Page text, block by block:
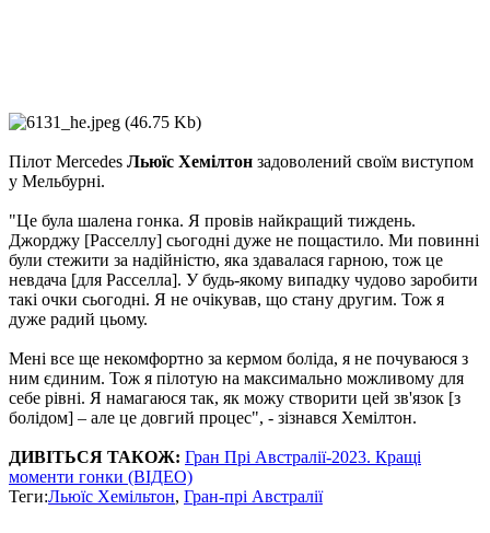
Пілот Mercedes Льюїс Хемілтон задоволений своїм виступом
у Мельбурні.
"Це була шалена гонка. Я провів найкращий тиждень.
Джорджу [Расселлу] сьогодні дуже не пощастило. Ми повинні
були стежити за надійністю, яка здавалася гарною, тож це
невдача [для Расселла]. У будь-якому випадку чудово заробити
такі очки сьогодні. Я не очікував, що стану другим. Тож я
дуже радий цьому.
Мені все ще некомфортно за кермом боліда, я не почуваюся з
ним єдиним. Тож я пілотую на максимально можливому для
себе рівні. Я намагаюся так, як можу створити цей зв'язок [з
болідом] – але це довгий процес", - зізнався Хемілтон.
ДИВІТЬСЯ ТАКОЖ: Гран Прі Австралії-2023. Кращі
моменти гонки (ВІДЕО)
Теги:Льюїс Хемільтон, Гран-прі Австралії